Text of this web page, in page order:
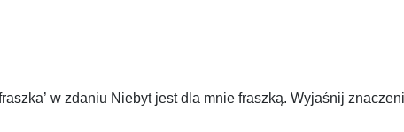
w zdaniu Niebyt jest dla mnie fraszką. Wyjaśnij